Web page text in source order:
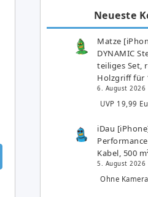
Neueste
Matze
DYNAMIC
teiliges Set,
Holzgriff für
6. August 2026
UVP 19,99
iDau
Kabel, 500
5. August 2026
Ohne